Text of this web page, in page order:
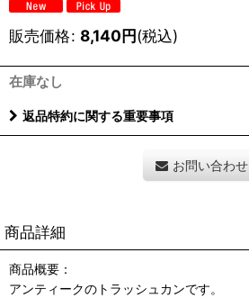
販売価格: 8,140円(税込)
在庫なし
返品特約に関する重要事項
お問い合わせ
商品詳細
商品概要：
アンティークのトラッシュカンです。